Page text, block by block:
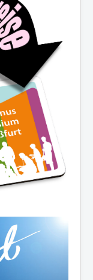
allen
Uhr
12.00 Uhr
Uhr